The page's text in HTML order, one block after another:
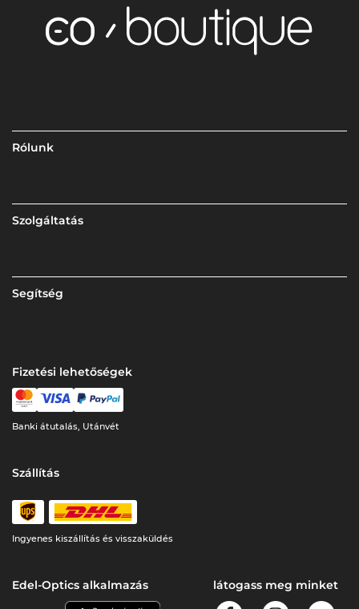
Rólunk
Szolgáltatás
Segítség
Fizetési lehetőségek
Banki átutalás, Utánvét
Szállítás
Ingyenes kiszállítás és visszaküldés
Edel-Optics alkalmazás látogass meg minket